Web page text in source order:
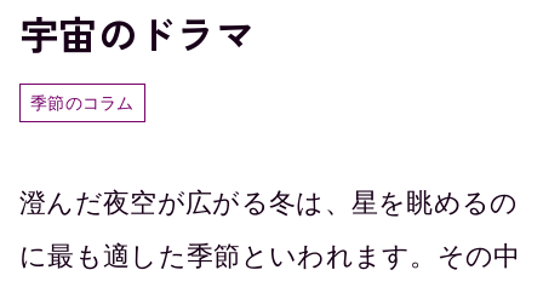
宇宙のドラマ
季節のコラム
澄んだ夜空が広がる冬は、星を眺めるの
に最も適した季節といわれます。その中